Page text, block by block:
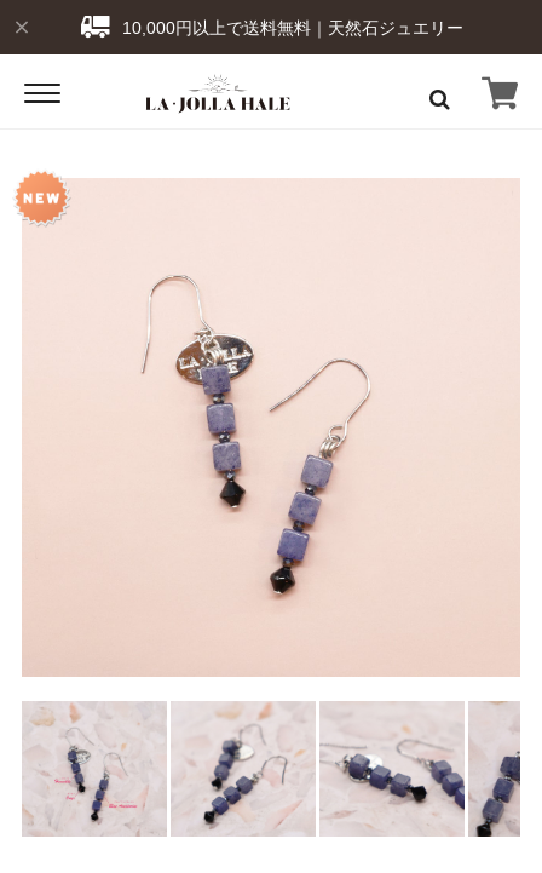
10,000円以上で送料無料｜天然石ジュエリー